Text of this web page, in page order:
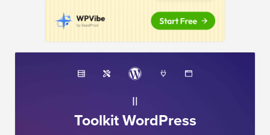
Il
Toolkit WordPress